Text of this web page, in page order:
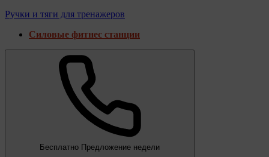
Ручки и тяги для тренажеров
Силовые фитнес станции
Бесплатно Предложение недели